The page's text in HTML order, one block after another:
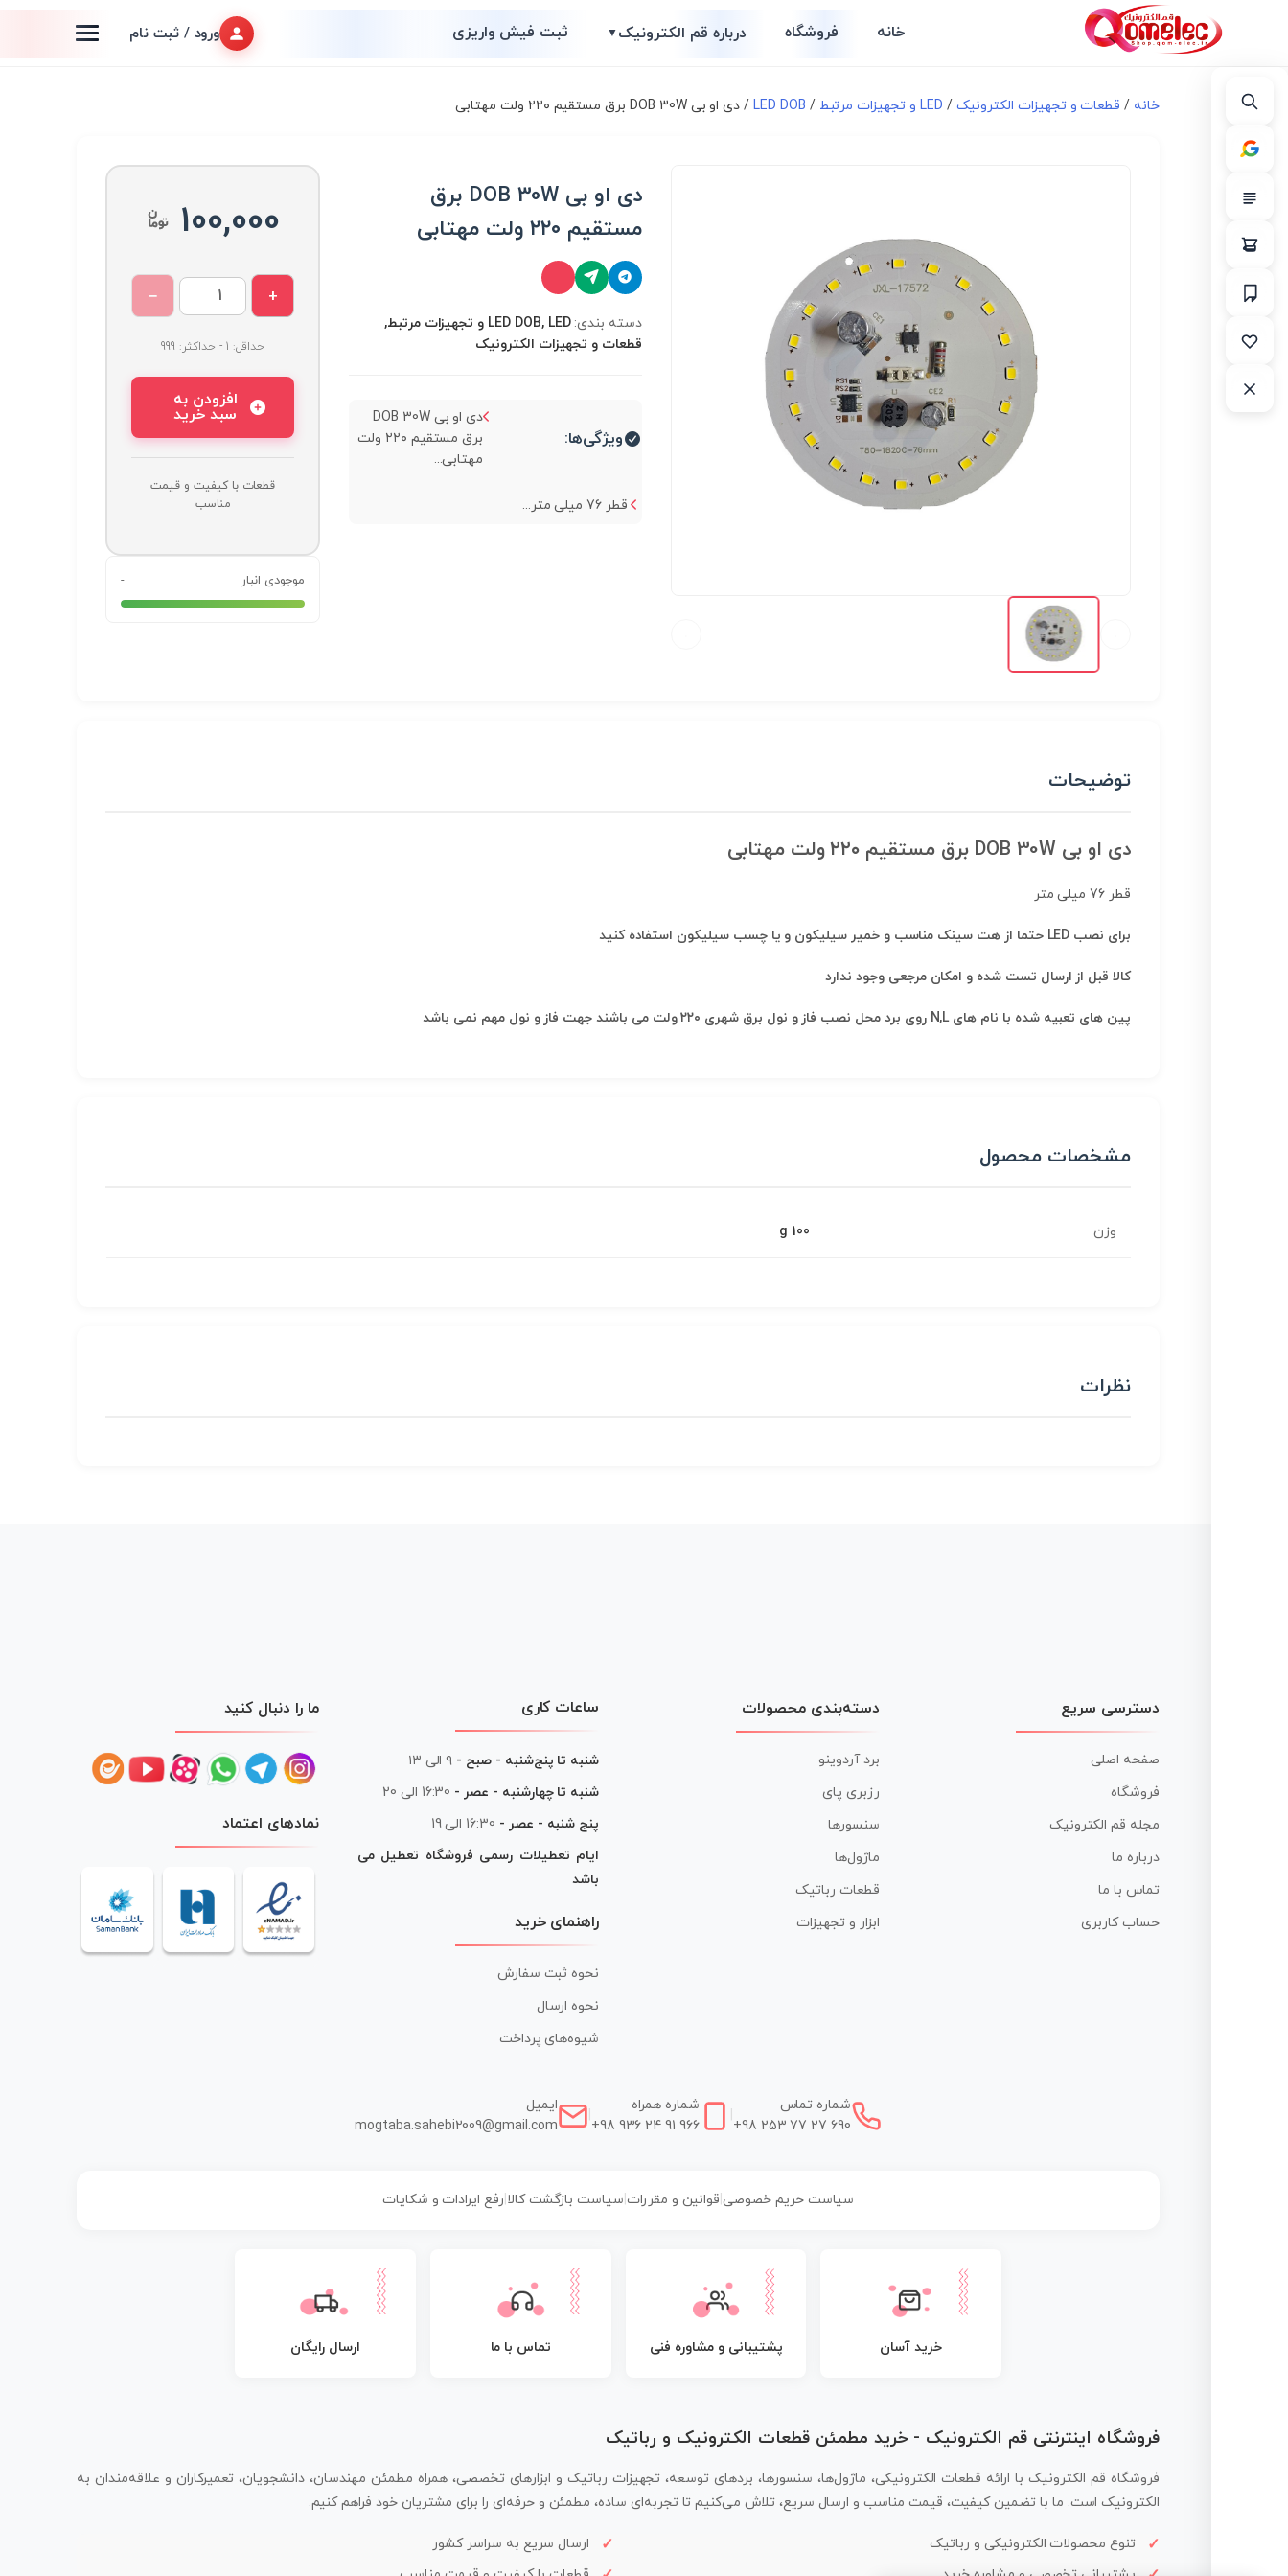
خانه فروشگاه درباره قم الکترونیک▼ ثبت فیش واریزی ورود / ثبت نام
خانه / قطعات و تجهیزات الکترونیک / LED و تجهیزات مرتبط /
LED DOB/ دی او بی DOB 30W برق مستقیم ۲۲۰ ولت مهتابی
دی او بی DOB 30W برق
مستقیم ۲۲۰ ولت مهتابی
دسته بندی:
LED DOB, LED و تجهیزات مرتبط,
قطعات و تجهیزات الکترونیک
ویژگی‌ها:
دی او بی DOB 30W
برق مستقیم ۲۲۰ ولت
مهتابی...
قطر 76 میلی متر...
100,000
+
−
حداقل: 1 - حداکثر: 999
افزودن به
سبد خرید
قطعات با کیفیت و قیمت
مناسب
موجودی انبار -
توضیحات
دی او بی DOB 30W برق مستقیم ۲۲۰ ولت مهتابی
قطر 76 میلی متر
برای نصب LED حتما از هت سینک مناسب و خمیر سیلیکون و یا چسب سیلیکون استفاده کنید
کالا قبل از ارسال تست شده و امکان مرجعی وجود ندارد
پین های تعبیه شده با نام های N,L روی برد محل نصب فاز و نول برق شهری ۲۲۰ ولت می باشند جهت فاز و نول مهم نمی باشد
مشخصات محصول
وزن 100 g
نظرات
دسترسی سریع
صفحه اصلی
فروشگاه
مجله قم الکترونیک
درباره ما
تماس با ما
حساب کاربری
دسته‌بندی محصولات
برد آردوینو
رزبری پای
سنسورها
ماژول‌ها
قطعات رباتیک
ابزار و تجهیزات
ساعات کاری
شنبه تا پنج‌شنبه - صبح - ۹ الی ۱۳
شنبه تا چهارشنبه - عصر - 16:30 الی 20
پنج شنبه - عصر - 16:30 الی 19
ایام تعطیلات رسمی فروشگاه تعطیل می
باشد
راهنمای خرید
نحوه ثبت سفارش
نحوه ارسال
شیوه‌های پرداخت
ما را دنبال کنید
نمادهای اعتماد
شماره تماس
+98 253 77 27 690
شماره همراه
+98 936 24 91 966
ایمیل
mogtaba.sahebi2009@gmail.com
سیاست حریم خصوصی| قوانین و مقررات سیاست بازگشت کالا رفع ایرادات و شکایات
خرید آسان پشتیبانی و مشاوره فنی تماس با ما ارسال رایگان
فروشگاه اینترنتی قم الکترونیک - خرید مطمئن قطعات الکترونیک و رباتیک
فروشگاه قم الکترونیک با ارائه قطعات الکترونیکی، ماژول‌ها، سنسورها، بردهای توسعه، تجهیزات رباتیک و ابزارهای تخصصی، همراه مطمئن مهندسان، دانشجویان، تعمیرکاران و علاقه‌مندان به
الکترونیک است. ما با تضمین کیفیت، قیمت مناسب و ارسال سریع، تلاش می‌کنیم تا تجربه‌ای ساده، مطمئن و حرفه‌ای را برای مشتریان خود فراهم کنیم.
تنوع محصولات الکترونیکی و رباتیک
ارسال سریع به سراسر کشور